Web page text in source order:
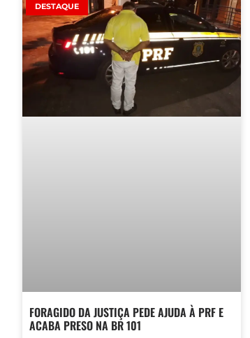
DESTAQUE
FORAGIDO DA JUSTIÇA PEDE AJUDA À PRF E
ACABA PRESO NA BR 101